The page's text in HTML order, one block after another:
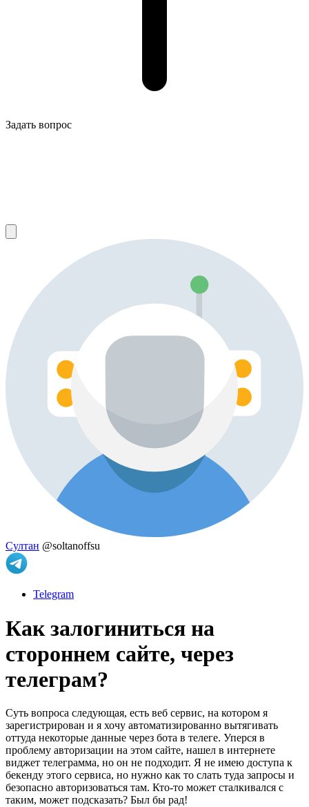
Задать вопрос
Султан @soltanoffsu
Telegram
Как залогиниться на
стороннем сайте, через
телеграм?
Суть вопроса следующая, есть веб сервис, на котором я
зарегистрирован и я хочу автоматизированно вытягивать
оттуда некоторые данные через бота в телеге. Уперся в
проблему авторизации на этом сайте, нашел в интернете
виджет телеграмма, но он не подходит. Я не имею доступа к
бекенду этого сервиса, но нужно как то слать туда запросы и
безопасно авторизоваться там. Кто-то может сталкивался с
таким, может подсказать? Был бы рад!